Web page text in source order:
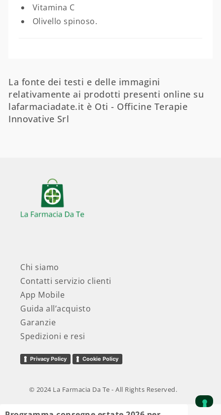
Vitamina C
Olivello spinoso.
La fonte dei testi e delle immagini
relativamente ai prodotti presenti online su
lafarmaciadate.it è Oti - Officine Terapie
Innovative Srl
Chi siamo
Contatti servizio clienti
App Mobile
Guida all’acquisto
Garanzie
Spedizioni e resi
Privacy Policy Cookie Policy
© 2024 La Farmacia Da Te - All Rights Reserved.